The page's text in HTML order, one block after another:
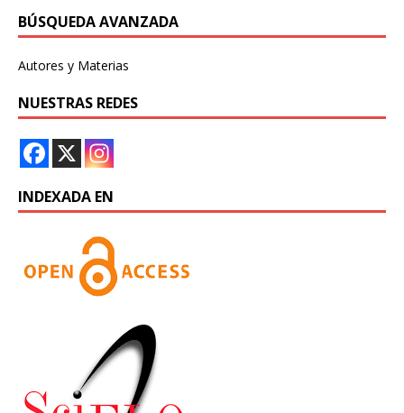
BÚSQUEDA AVANZADA
Autores y Materias
NUESTRAS REDES
INDEXADA EN